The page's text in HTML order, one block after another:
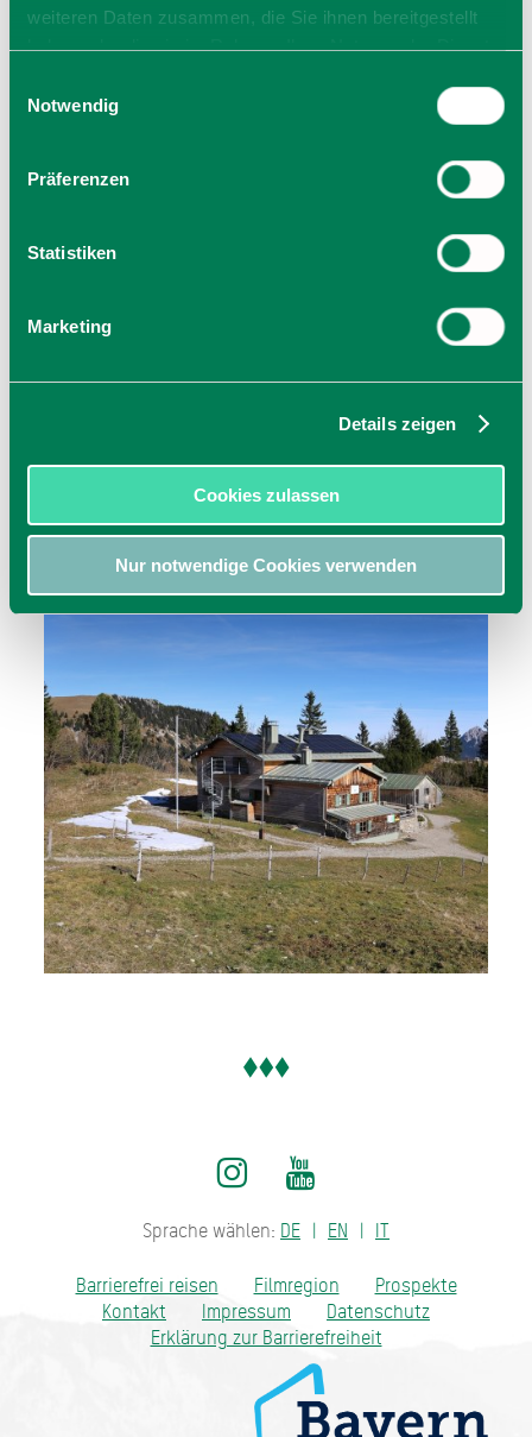
weiteren Daten zusammen, die Sie ihnen bereitgestellt
haben oder die sie im Rahmen Ihrer Nutzung der Dienste
Cookies, wenn Sie unsere Webseite weiterhin nutzen.
Notwendig
Präferenzen
Statistiken
Marketing
Details zeigen
Cookies zulassen
Nur notwendige Cookies verwenden
Tel: + 49 8026 9269039
jetzt Route planen
Sprache wählen: DE EN IT
Barrierefrei reisen Filmregion
Prospekte
Kontakt
Impressum
Datenschutz
Erklärung zur Barrierefreiheit